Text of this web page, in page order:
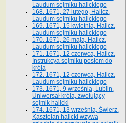
Laudum sejmiku halickiego
168. 1671, 27 lutego, Halicz.
Laudum sejmiku halickiego
169. 1671, 15 kwietnia, Halicz.
Laudum sejmiku halickiego
170. 1671, 26 maja, Halicz.
Laudum sejmiku halickiego
171. 1671, 12 czerwca, Halicz.
Instrukcya sejmiku posłom do
króla
172. 1671, 12 czerwca, Halicz.
Laudum sejmiku halickiego
173. 1671, 9 września, Lublin.
Uniwersał króla, zwołujący
sejmik halicki
174. 1671, 13 września, Świerz.
Kasztelan halicki wzywa